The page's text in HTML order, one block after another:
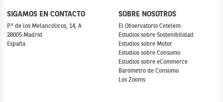
SIGAMOS EN CONTACTO
P.º de los Melancólicos, 14, A
28005 Madrid
España
SOBRE NOSOTROS
El Observatorio Cetelem
Estudios sobre Sostenibilidad
Estudios sobre Motor
Estudios sobre Consumo
Estudios sobre eCommerce
Barómetro de Consumo
Los Zooms